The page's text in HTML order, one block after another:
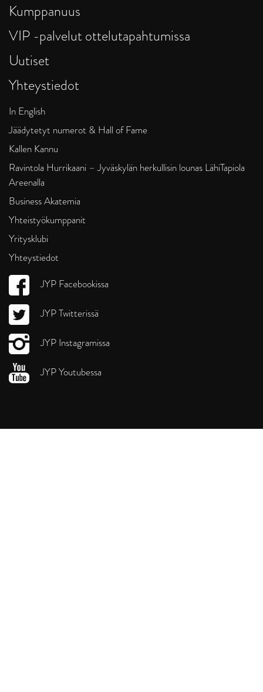
Kumppanuus
VIP -palvelut ottelutapahtumissa
Uutiset
Yhteystiedot
In English
Jäädytetyt numerot & Hall of Fame
Kallen Kannu
Ravintola Hurrikaani – Jyväskylän herkullisin lounas LähiTapiola
Areenalla
Business Akatemia
Yhteistyökumppanit
Yritysklubi
Yhteystiedot
JYP Facebookissa
JYP Twitterissä
JYP Instagramissa
JYP Youtubessa